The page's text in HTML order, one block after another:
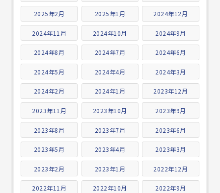
2025年2月 2025年1月 2024年12月
2024年11月 2024年10月 2024年9月
2024年8月 2024年7月 2024年6月
2024年5月 2024年4月 2024年3月
2024年2月 2024年1月 2023年12月
2023年11月 2023年10月 2023年9月
2023年8月 2023年7月 2023年6月
2023年5月 2023年4月 2023年3月
2023年2月 2023年1月 2022年12月
2022年11月 2022年10月 2022年9月